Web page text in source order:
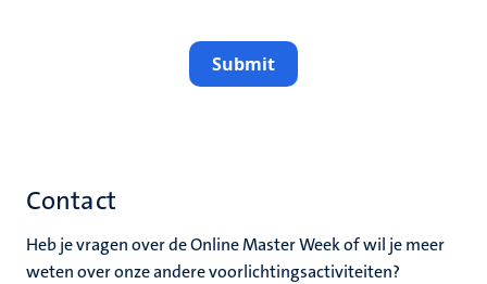
Submit
Contact
Heb je vragen over de Online Master Week of wil je meer
weten over onze andere voorlichtingsactiviteiten?